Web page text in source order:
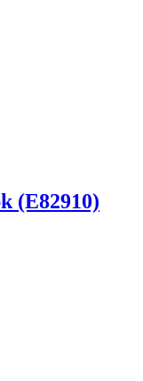
(E82910)